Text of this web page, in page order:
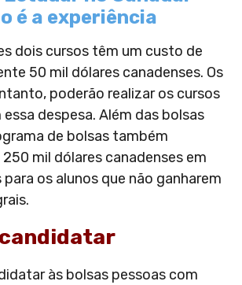
é a experiência
dois cursos têm um custo de
50 mil dólares canadenses. Os
poderão realizar os cursos
despesa. Além das bolsas
de bolsas também
mil dólares canadenses em
os alunos que não ganharem
às bolsas pessoas com